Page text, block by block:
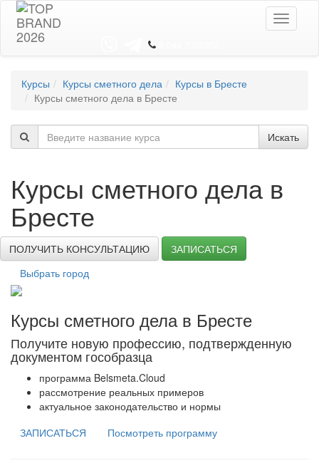
Toggle
Курсы Курсы сметного дела
Курсы в Бресте
Курсы сметного дела в Бресте
Искать
Курсы сметного дела в
Бресте
ПОЛУЧИТЬ КОНСУЛЬТАЦИЮ
ЗАПИСАТЬСЯ
Выбрать город
Курсы сметного дела в Бресте
Получите новую профессию, подтвержденную
документом гособразца
программа Belsmeta.Cloud
рассмотрение реальных примеров
актуальное законодательство и нормы
ЗАПИСАТЬСЯ
Посмотреть программу